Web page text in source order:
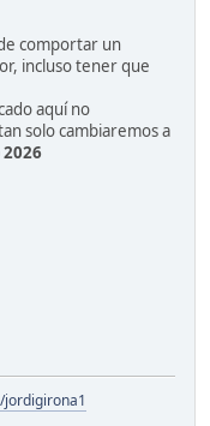
comportar un
incluso tener que
aquí no
solo cambiaremos a
2026
jordigirona1